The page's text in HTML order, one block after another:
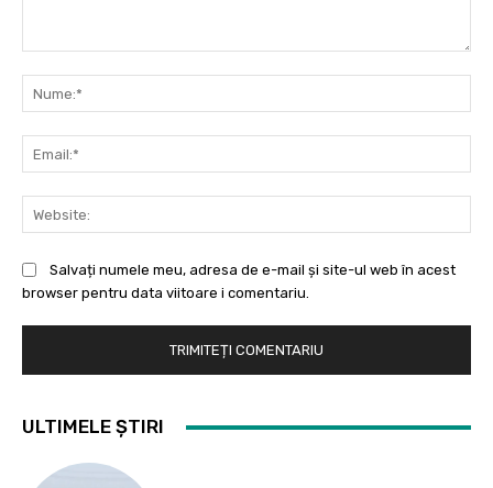
Salvați numele meu, adresa de e-mail și site-ul web în acest
browser pentru data viitoare i comentariu.
ULTIMELE ȘTIRI